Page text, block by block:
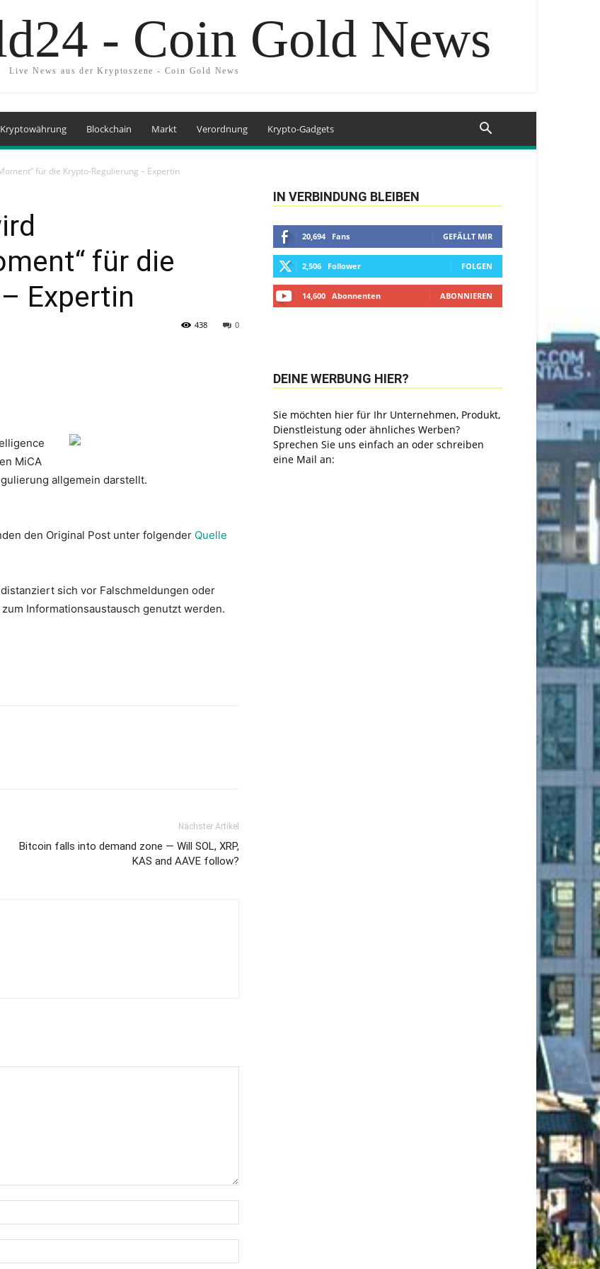
- Coin Gold News
Live News aus der Kryptoszene - Coin Gold News
Kryptowährung Blockchain Markt Verordnung Krypto-Gadgets
für die Krypto-Regulierung – Expertin
für die
Expertin
0
438
MiCA
allgemein darstellt.
den Original Post unter folgender Quelle
sich vor Falschmeldungen oder
Informationsaustausch genutzt werden.
Nächster Artikel
Bitcoin falls into demand zone — Will SOL, XRP,
KAS and AAVE follow?
IN VERBINDUNG BLEIBEN
20,694 Fans GEFÄLLT MIR
2,506 Follower FOLGEN
14,600 Abonnenten ABONNIEREN
DEINE WERBUNG HIER?
Sie möchten hier für Ihr Unternehmen, Produkt,
Dienstleistung oder ähnliches Werben?
Sprechen Sie uns einfach an oder schreiben
eine Mail an: